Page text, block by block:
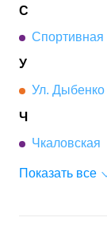
С
Спортивная
У
Ул. Дыбенко
Ч
Чкаловская
Показать все